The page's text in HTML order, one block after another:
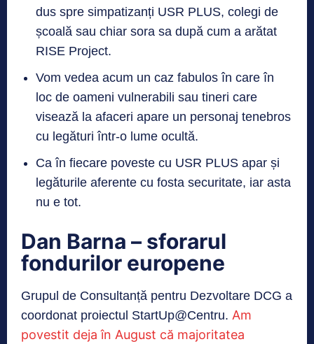
dus spre simpatizanți USR PLUS, colegi de
școală sau chiar sora sa după cum a arătat
RISE Project.
Vom vedea acum un caz fabulos în care în
loc de oameni vulnerabili sau tineri care
visează la afaceri apare un personaj tenebros
cu legături într-o lume ocultă.
Ca în fiecare poveste cu USR PLUS apar și
legăturile aferente cu fosta securitate, iar asta
nu e tot.
Dan Barna – sforarul
fondurilor europene
Grupul de Consultanță pentru Dezvoltare DCG a
coordonat proiectul StartUp@Centru. Am
povestit deja în August că majoritatea